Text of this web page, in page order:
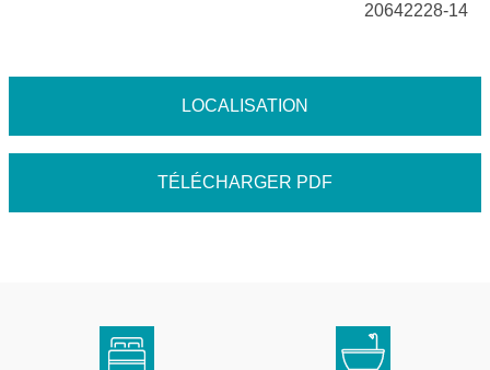
20642228-14
LOCALISATION
TÉLÉCHARGER PDF